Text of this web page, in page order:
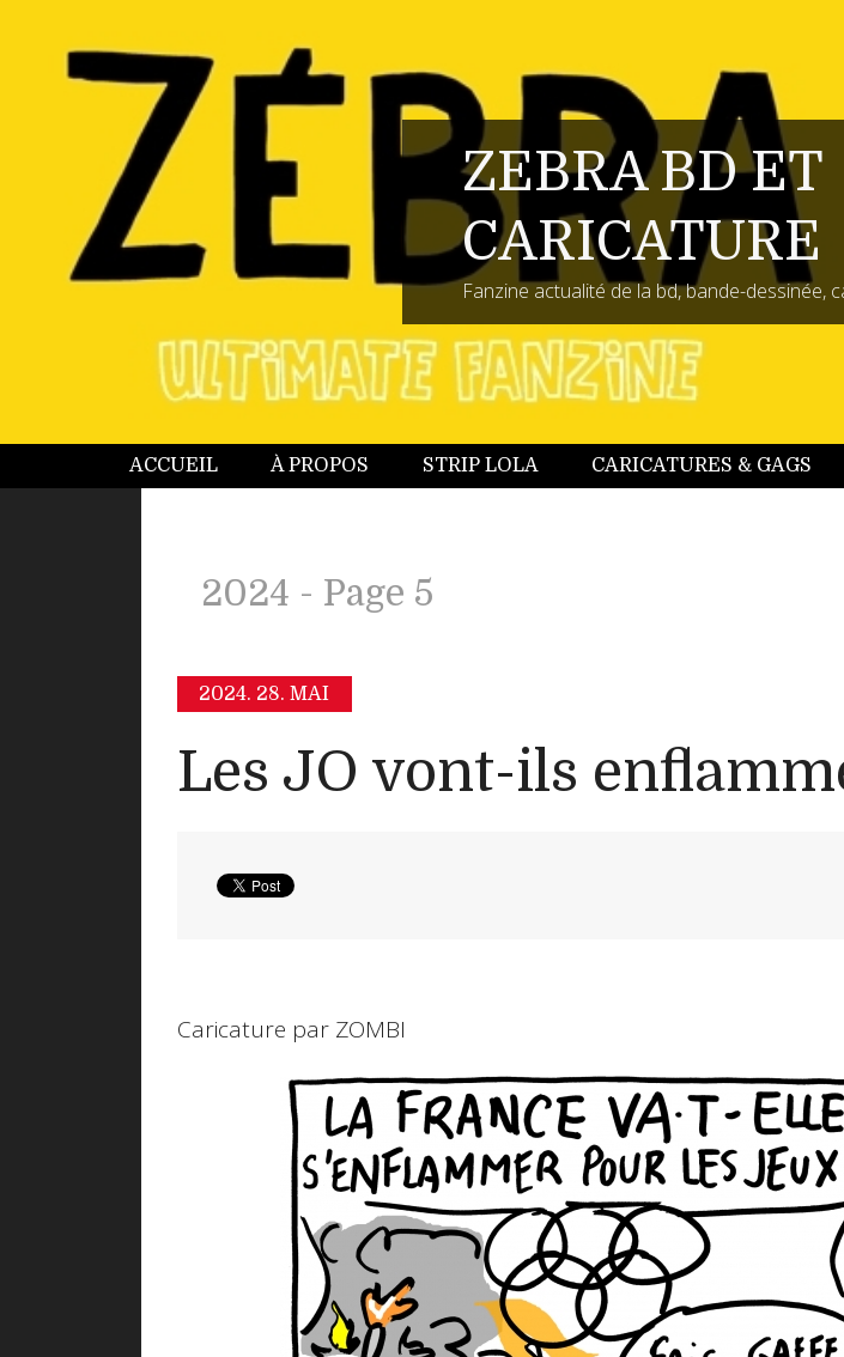
ZEBRA BD ET
CARICATURE
Fanzine actualité de la bd, bande-dessinée,
ACCUEIL À PROPOS STRIP LOLA CARICATURES & GAGS
2024 - Page 5
2024. 28. MAI
Les JO vont-ils
Caricature par ZOMBI